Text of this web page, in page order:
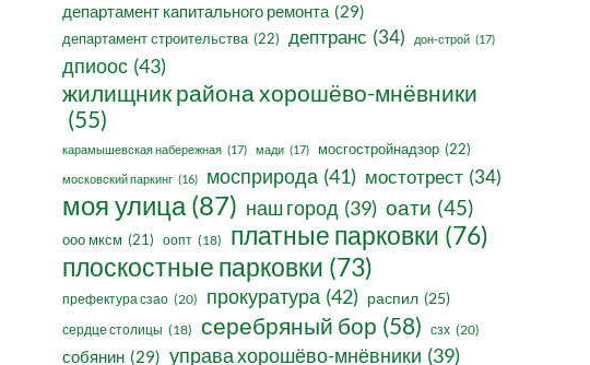
департамент капитального ремонта (29)
департамент строительства (22) дептранс (34) дон-строй (17)
дпиоос (43)
жилищник района хорошёво-мнёвники
(55)
карамышевская набережная (17) мади (17) мосгостройнадзор (22)
московский паркинг (16) мосприрода (41) мостотрест (34)
моя улица (87) наш город (39) оати (45)
ооо мксм (21) оопт (18) платные парковки (76)
плоскостные парковки (73)
префектура сзао (20) прокуратура (42) распил (25)
сердце столицы (18) серебряный бор (58) сзх (20)
собянин (29) управа хорошёво-мнёвники (39)